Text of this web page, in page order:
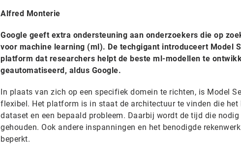
Alfred Monterie
Google geeft extra ondersteuning aan onderzoekers die op
voor machine learning (ml). De techgigant introduceert Model
platform dat researchers helpt de beste ml-modellen te
geautomatiseerd, aldus Google.
In plaats van zich op een specifiek domein te richten, is Model
flexibel. Het platform is in staat de architectuur te vinden die het
dataset en een bepaald probleem. Daarbij wordt de tijd die
gehouden. Ook andere inspanningen en het benodigde
beperkt.